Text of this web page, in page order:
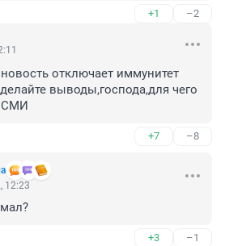
+1 –2
отключает иммунитет
выводы,господа,для чего
СМИ
+7 –8
12:23
+3 –1